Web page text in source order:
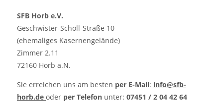
Seitenleiste
SFB Horb e.V.
Geschwister-Scholl-Straße 10
(ehemaliges Kasernengelände)
Zimmer 2.11
72160 Horb a.N.
Sie erreichen uns am besten per E-Mail: info@sfb-
horb.de oder per Telefon unter: 07451 / 2 04 42 64